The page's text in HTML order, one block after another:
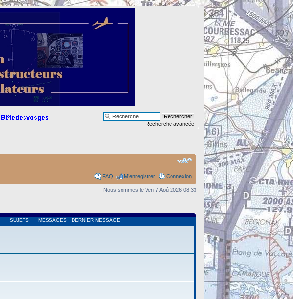
Recherche avancée
FAQ M’enregistrer Connexion
Nous sommes le Ven 7 Aoû 2026 08:33
SUJETS MESSAGES DERNIER MESSAGE